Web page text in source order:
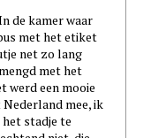
de kamer waar
met het etiket
net zo lang
met het
werd een mooie
mee, ik
stadje te